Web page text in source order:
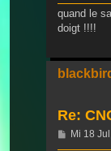
quand le
doigt !!!!
Re:
Beitrag
Mi 18